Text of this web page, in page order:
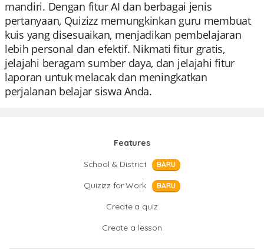
mandiri. Dengan fitur AI dan berbagai jenis
pertanyaan, Quizizz memungkinkan guru membuat
kuis yang disesuaikan, menjadikan pembelajaran
lebih personal dan efektif. Nikmati fitur gratis,
jelajahi beragam sumber daya, dan jelajahi fitur
laporan untuk melacak dan meningkatkan
perjalanan belajar siswa Anda.
Features
School & District
BARU
Quizizz for Work BARU
Create a quiz
Create a lesson